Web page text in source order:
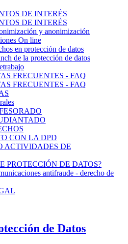
DE INTERÉS
DE INTERÉS
y anonimización
On line
en protección de datos
de la protección de datos
FRECUENTES - FAQ
FRECUENTES - FAQ
CON LA DPD
ACTIVIDADES DE
PROTECCIÓN DE DATOS?
antifraude - derecho de
de Datos